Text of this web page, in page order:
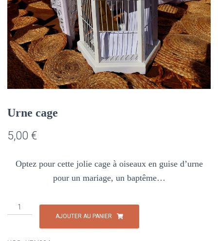
Urne cage
5,00 €
Optez pour cette jolie cage à oiseaux en guise d’urne
pour un mariage, un baptême…
quantité
de
AJOUTER AU PANIER